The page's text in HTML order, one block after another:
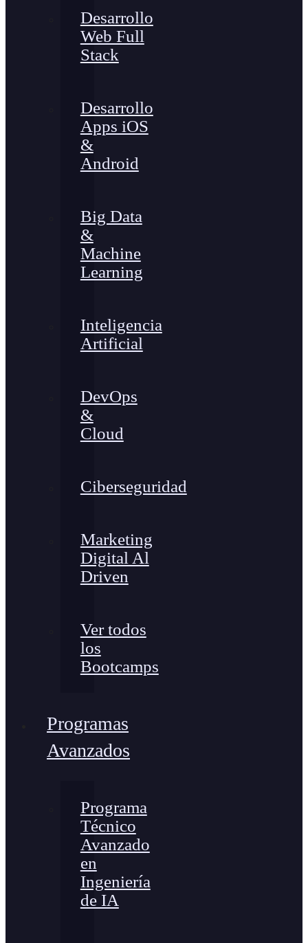
Desarrollo
Web Full
Stack
Desarrollo
Apps iOS
&
Android
Big Data
&
Machine
Learning
Inteligencia
Artificial
DevOps
&
Cloud
Ciberseguridad
Marketing
Digital Al
Driven
Ver todos
los
Bootcamps
Programas
Avanzados
Programa
Técnico
Avanzado
en
Ingeniería
de IA